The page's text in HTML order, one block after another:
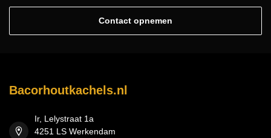
Contact opnemen
Bacorhoutkachels.nl
Ir, Lelystraat 1a
4251 LS Werkendam